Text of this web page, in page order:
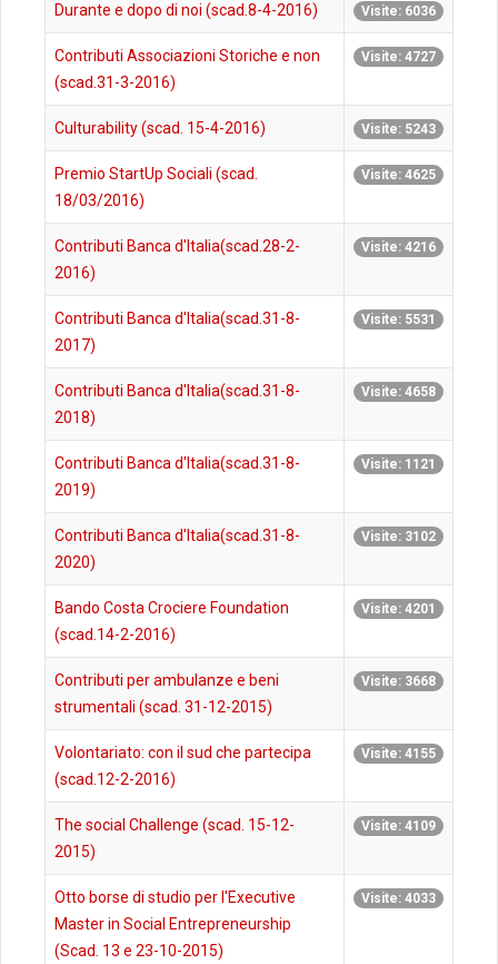
Durante e dopo di noi (scad.8-4-2016) Visite: 6036
Contributi Associazioni Storiche e non
(scad.31-3-2016)
Visite: 4727
Culturability (scad. 15-4-2016) Visite: 5243
Premio StartUp Sociali (scad.
18/03/2016)
Visite: 4625
Contributi Banca d'Italia(scad.28-2-
2016)
Visite: 4216
Contributi Banca d'Italia(scad.31-8-
2017)
Visite: 5531
Contributi Banca d'Italia(scad.31-8-
2018)
Visite: 4658
Contributi Banca d'Italia(scad.31-8-
2019)
Visite: 1121
Contributi Banca d'Italia(scad.31-8-
2020)
Visite: 3102
Bando Costa Crociere Foundation
(scad.14-2-2016)
Visite: 4201
Contributi per ambulanze e beni
strumentali (scad. 31-12-2015)
Visite: 3668
Volontariato: con il sud che partecipa
(scad.12-2-2016)
Visite: 4155
The social Challenge (scad. 15-12-
2015)
Visite: 4109
Otto borse di studio per l'Executive
Master in Social Entrepreneurship
(Scad. 13 e 23-10-2015)
Visite: 4033